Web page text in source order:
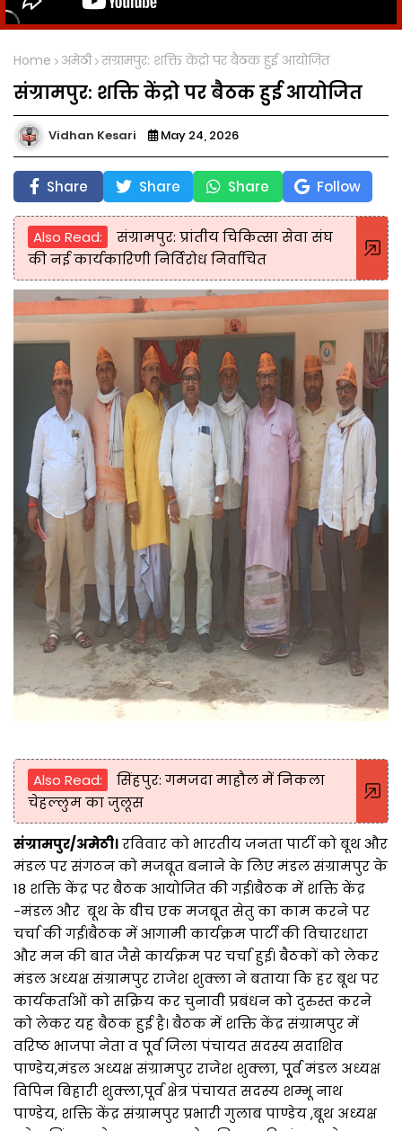
Home अमेठी संग्रामपुर: शक्ति केंद्रो पर बैठक हुई आयोजित
संग्रामपुर: शक्ति केंद्रो पर बैठक हुई आयोजित
Vidhan Kesari May 24, 2026
Share Share Share Follow
Also Read:
संग्रामपुर: प्रांतीय चिकित्सा सेवा संघ
की नई कार्यकारिणी निर्विरोध निर्वाचित
Also Read:
सिंहपुर: गमजदा माहौल में निकला
चेहल्लुम का जुलूस
संग्रामपुर/अमेठी।रविवार को भारतीय जनता पार्टी को बूथ और
मंडल पर संगठन को मजबूत बनाने के लिए मंडल संग्रामपुर के
18 शक्ति केंद्र पर बैठक आयोजित की गई।बैठक में शक्ति केंद्र
-मंडल और बूथ के बीच एक मजबूत सेतु का काम करने पर
चर्चा की गई।बैठक में आगामी कार्यक्रम पार्टी की विचारधारा
और मन की बात जैसे कार्यक्रम पर चर्चा हुई। बैठकों को लेकर
मंडल अध्यक्ष संग्रामपुर राजेश शुक्ला ने बताया कि हर बूथ पर
कार्यकर्ताओं को सक्रिय कर चुनावी प्रबंधन को दुरुस्त करने
को लेकर यह बैठक हुई है। बैठक में शक्ति केंद्र संग्रामपुर में
वरिष्ठ भाजपा नेता व पूर्व जिला पंचायत सदस्य सदाशिव
पाण्डेय,मंडल अध्यक्ष संग्रामपुर राजेश शुक्ला, पू्र्व मंडल अध्यक्ष
विपिन बिहारी शुक्ला,पूर्व क्षेत्र पंचायत सदस्य शम्भू नाथ
पाण्डेय, शक्ति केंद्र संग्रामपुर प्रभारी गुलाब पाण्डेय ,बूथ अध्यक्ष